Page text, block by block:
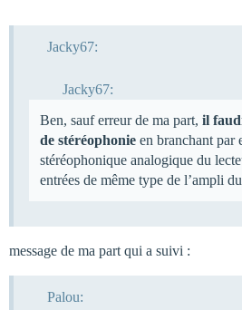
Jacky67:
Jacky67:
Ben, sauf erreur de ma part, il
de stéréophonie en branchant par
stéréophonique analogique du
entrées de même type de l’ampli
message de ma part qui a suivi :
Palou: